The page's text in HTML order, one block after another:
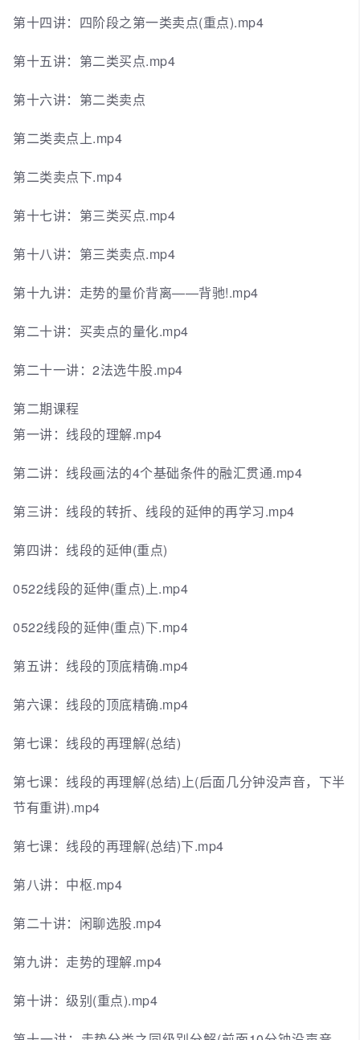
第十四讲：四阶段之第一类卖点(重点).mp4
第十五讲：第二类买点.mp4
第十六讲：第二类卖点
第二类卖点上.mp4
第二类卖点下.mp4
第十七讲：第三类买点.mp4
第十八讲：第三类卖点.mp4
第十九讲：走势的量价背离——背驰!.mp4
第二十讲：买卖点的量化.mp4
第二十一讲：2法选牛股.mp4
第二期课程
第一讲：线段的理解.mp4
第二讲：线段画法的4个基础条件的融汇贯通.mp4
第三讲：线段的转折、线段的延伸的再学习.mp4
第四讲：线段的延伸(重点)
0522线段的延伸(重点)上.mp4
0522线段的延伸(重点)下.mp4
第五讲：线段的顶底精确.mp4
第六课：线段的顶底精确.mp4
第七课：线段的再理解(总结)
第七课：线段的再理解(总结)上(后面几分钟没声音，下半
节有重讲).mp4
第七课：线段的再理解(总结)下.mp4
第八讲：中枢.mp4
第二十讲：闲聊选股.mp4
第九讲：走势的理解.mp4
第十讲：级别(重点).mp4